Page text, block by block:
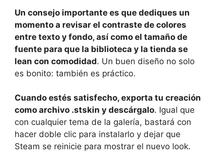
Un consejo importante es que dediques un
momento a revisar el contraste de colores
entre texto y fondo, así como el tamaño de
fuente para que la biblioteca y la tienda se
lean con comodidad. Un buen diseño no solo
es bonito: también es práctico.
Cuando estés satisfecho, exporta tu creación
como archivo .stskin y descárgalo. Igual que
con cualquier tema de la galería, bastará con
hacer doble clic para instalarlo y dejar que
Steam se reinicie para mostrar el nuevo look.